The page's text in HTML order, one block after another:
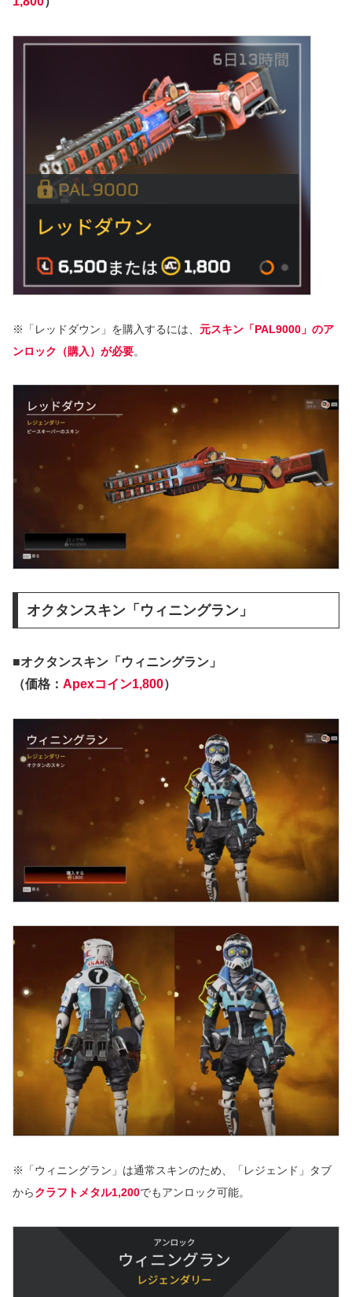
※「レッドダウン」を購入するには、 元スキン「PAL9000」のア
ンロック（購入）が必要。
オクタンスキン「ウィニングラン」
■オクタンスキン「ウィニングラン」
（価格： Apexコイン1,800）
※「ウィニングラン」は通常スキンのため、「レジェンド」タブ
からクラフトメタル1,200でもアンロック可能。